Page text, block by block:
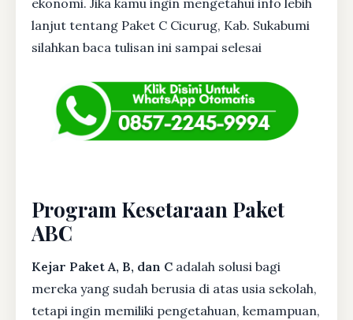
lanjut tentang Paket C Cicurug, Kab. Sukabumi
silahkan baca tulisan ini sampai selesai
Program Kesetaraan Paket
ABC
Kejar Paket A, B, dan C adalah solusi bagi
mereka yang sudah berusia di atas usia sekolah,
tetapi ingin memiliki pengetahuan, kemampuan,